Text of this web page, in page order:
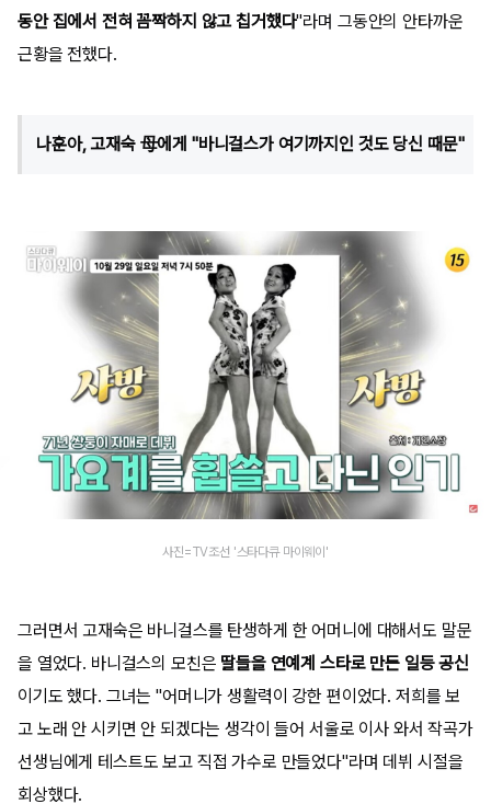
동안 집에서 전혀 꼼짝하지 않고 칩거했다"라며 그동안의 안타까운
근황을 전했다.
나훈아, 고재숙 母에게 "바니걸스가 여기까지인 것도 당신 때문"
사진=TV조선 '스타다큐 마이웨이'
그러면서 고재숙은 바니걸스를 탄생하게 한 어머니에 대해서도 말문
을 열었다. 바니걸스의 모친은 딸들을 연예계 스타로 만든 일등 공신
이기도 했다. 그녀는 "어머니가 생활력이 강한 편이었다. 저희를 보
고 노래 안 시키면 안 되겠다는 생각이 들어 서울로 이사 와서 작곡가
선생님에게 테스트도 보고 직접 가수로 만들었다"라며 데뷔 시절을
회상했다.